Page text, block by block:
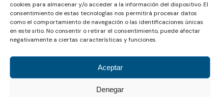
cookies para almacenar y/o acceder a la información del dispositivo. El
consentimiento de estas tecnologías nos permitirá procesar datos
como el comportamiento de navegación o las identificaciones únicas
en este sitio. No consentir o retirar el consentimiento, puede afectar
negativamente a ciertas características y funciones.
Aceptar
Denegar
Enviar CV